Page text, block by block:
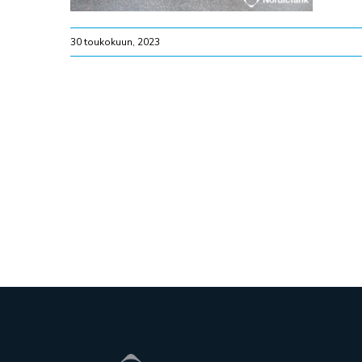
30 toukokuun, 2023